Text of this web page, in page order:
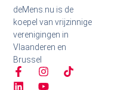
deMens.nu is de
koepel van vrijzinnige
verenigingen in
Vlaanderen en
Brussel